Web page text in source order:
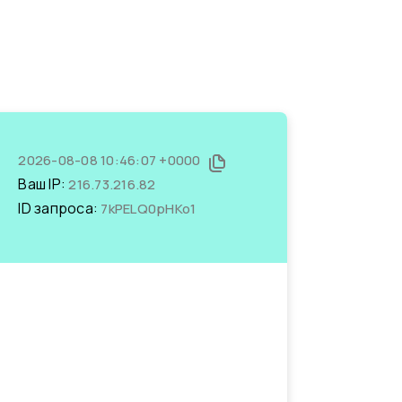
2026-08-08 10:46:07 +0000
Ваш IP:216.73.216.82
ID запроса: 7kPELQ0pHKo1